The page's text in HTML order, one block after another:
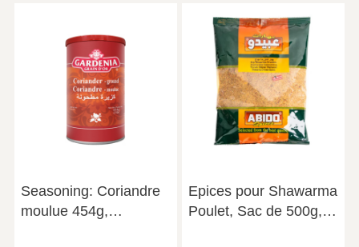
Seasoning: Coriandre
moulue 454g,
Epices pour Shawarma
Poulet, Sac de 500g,